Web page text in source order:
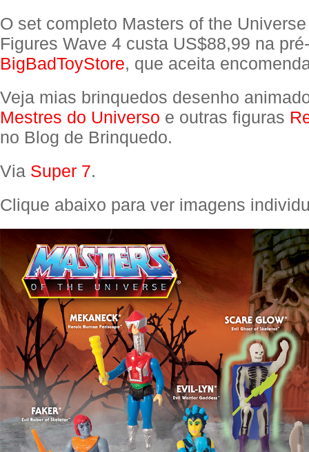
O set completo Masters of the
Figures Wave 4 custa US$88,99 na
BigBadToyStore, que aceita
Veja mias brinquedos desenho
Mestres do Universo e outras figuras
no Blog de Brinquedo.
Via Super 7.
Clique abaixo para ver imagens